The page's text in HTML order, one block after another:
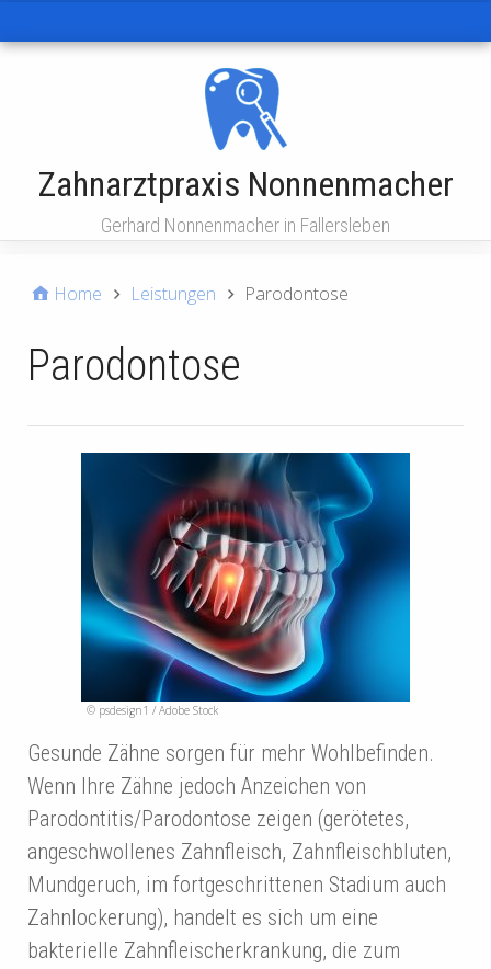
Zahnarztpraxis Nonnenmacher
Gerhard Nonnenmacher in Fallersleben
Home Leistungen Parodontose
Parodontose
© psdesign1 / Adobe Stock
Gesunde Zähne sorgen für mehr Wohlbefinden.
Wenn Ihre Zähne jedoch Anzeichen von
Parodontitis/Parodontose zeigen (gerötetes,
angeschwollenes Zahnfleisch, Zahnfleischbluten,
Mundgeruch, im fortgeschrittenen Stadium auch
Zahnlockerung), handelt es sich um eine
bakterielle Zahnfleischerkrankung, die zum